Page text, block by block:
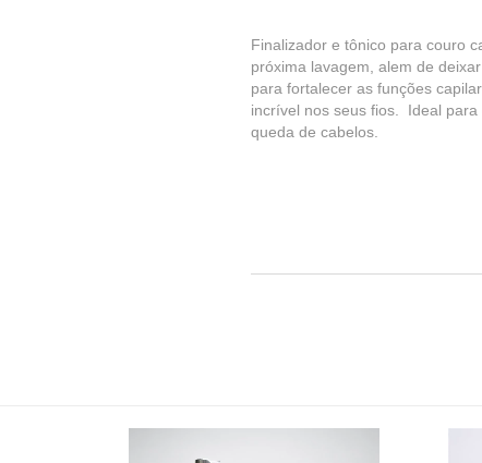
Finalizador e tônico para couro
próxima lavagem, alem de
para fortalecer as funções
incrível nos seus fios. Ideal
queda de cabelos.